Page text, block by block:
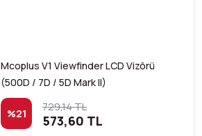
Mcoplus V1 Viewfinder LCD Vizörü
(500D / 7D / 5D Mark II)
%21 729,14 TL
573,60 TL